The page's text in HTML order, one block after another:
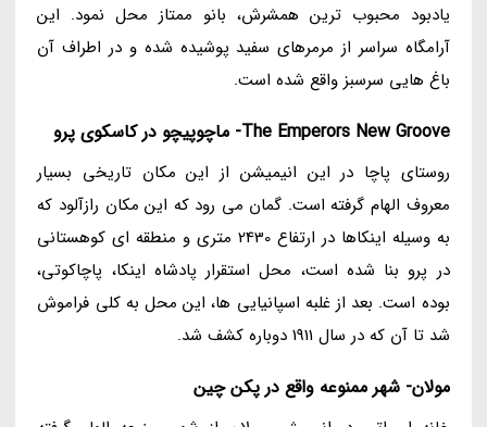
یادبود محبوب ترین همشرش، بانو ممتاز محل نمود. این
آرامگاه سراسر از مرمرهای سفید پوشیده شده و در اطراف آن
باغ هایی سرسبز واقع شده است.
The Emperors New Groove- ماچوپیچو در کاسکوی پرو
روستای پاچا در این انیمیشن از این مکان تاریخی بسیار
معروف الهام گرفته است. گمان می رود که این مکان رازآلود که
به وسیله اینکاها در ارتفاع 2430 متری و منطقه ای کوهستانی
در پرو بنا شده است، محل استقرار پادشاه اینکا، پاچاکوتی،
بوده است. بعد از غلبه اسپانیایی ها، این محل به کلی فراموش
شد تا آن که در سال 1911 دوباره کشف شد.
مولان- شهر ممنوعه واقع در پکن چین